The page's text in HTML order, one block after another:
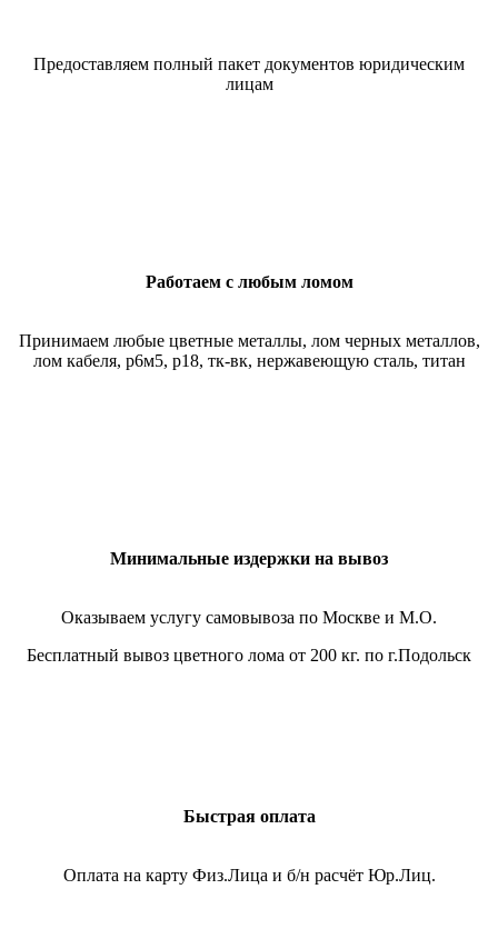
Предоставляем полный пакет документов юридическим
лицам
Работаем с любым ломом
Принимаем любые цветные металлы, лом черных металлов,
лом кабеля, р6м5, р18, тк-вк, нержавеющую сталь, титан
Минимальные издержки на вывоз
Оказываем услугу самовывоза по Москве и М.О.
Бесплатный вывоз цветного лома от 200 кг. по г.Подольск
Быстрая оплата
Оплата на карту Физ.Лица и б/н расчёт Юр.Лиц.